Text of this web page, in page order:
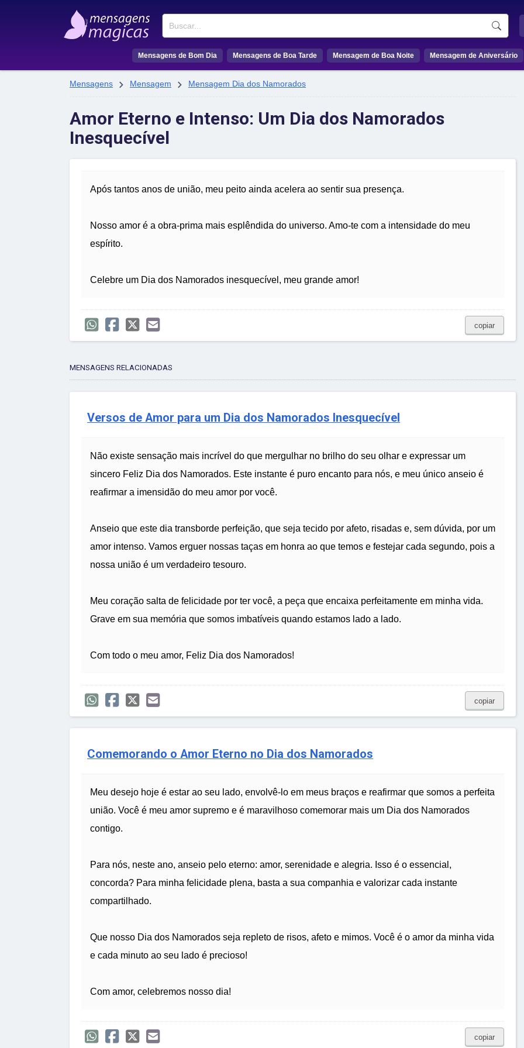
Buscar
Mensagens de Bom Dia Mensagens de Boa Tarde Mensagem de Boa Noite Mensagem de Aniversário
Mensagens  Mensagem  Mensagem Dia dos Namorados
Amor Eterno e Intenso: Um Dia dos Namorados
Inesquecível
Após tantos anos de união, meu peito ainda acelera ao sentir sua presença.
Nosso amor é a obra-prima mais esplêndida do universo. Amo-te com a intensidade do meu
espírito.
Celebre um Dia dos Namorados inesquecível, meu grande amor!
copiar
MENSAGENS RELACIONADAS
Versos de Amor para um Dia dos Namorados Inesquecível
Não existe sensação mais incrível do que mergulhar no brilho do seu olhar e expressar um
sincero Feliz Dia dos Namorados. Este instante é puro encanto para nós, e meu único anseio é
reafirmar a imensidão do meu amor por você.
Anseio que este dia transborde perfeição, que seja tecido por afeto, risadas e, sem dúvida, por um
amor intenso. Vamos erguer nossas taças em honra ao que temos e festejar cada segundo, pois a
nossa união é um verdadeiro tesouro.
Meu coração salta de felicidade por ter você, a peça que encaixa perfeitamente em minha vida.
Grave em sua memória que somos imbatíveis quando estamos lado a lado.
Com todo o meu amor, Feliz Dia dos Namorados!
copiar
Comemorando o Amor Eterno no Dia dos Namorados
Meu desejo hoje é estar ao seu lado, envolvê-lo em meus braços e reafirmar que somos a perfeita
união. Você é meu amor supremo e é maravilhoso comemorar mais um Dia dos Namorados
contigo.
Para nós, neste ano, anseio pelo eterno: amor, serenidade e alegria. Isso é o essencial,
concorda? Para minha felicidade plena, basta a sua companhia e valorizar cada instante
compartilhado.
Que nosso Dia dos Namorados seja repleto de risos, afeto e mimos. Você é o amor da minha vida
e cada minuto ao seu lado é precioso!
Com amor, celebremos nosso dia!
copiar